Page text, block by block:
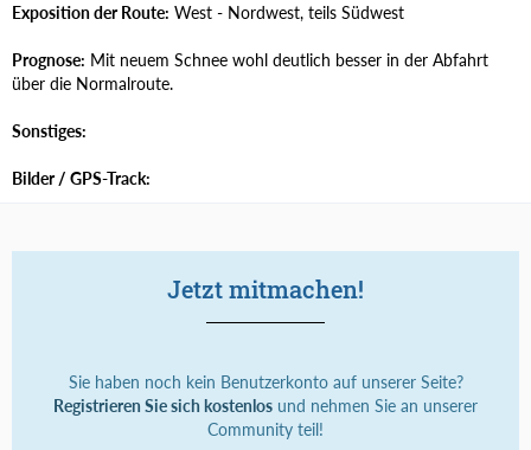
Exposition der Route: West - Nordwest, teils Südwest
Prognose: Mit neuem Schnee wohl deutlich besser in der Abfahrt
über die Normalroute.
Sonstiges:
Bilder / GPS-Track:
Jetzt mitmachen!
Sie haben noch kein Benutzerkonto auf unserer Seite?
Registrieren Sie sich kostenlos und nehmen Sie an unserer
Community teil!